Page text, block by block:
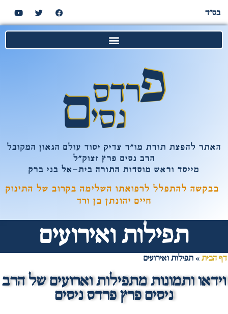
בס"ד
האתר להפצת תורת מו"ר צדיק יסוד עולם הגאון המקובל
הרב נסים פרץ זצוק"ל
מייסד וראש מוסדות התורה בית-אל בני ברק
בבקשה להתפלל לרפואתו השלימה בקרוב של התינוק
חיים יהונתן בן ורד
תפילות ואירועים
דף הבית»תפילות ואירועים
וידאו ותמונות מתפילות וארועים של הרב
ניסים פרץ פרדס ניסים